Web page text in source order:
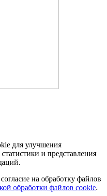
для улучшения
и представления
на обработку файлов
обработки файлов cookie.